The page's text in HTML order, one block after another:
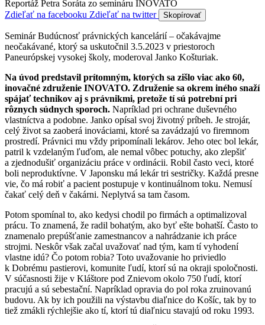
Zdieľať na facebooku Zdieľať na twitter Skopírovať
Seminár Budúcnosť právnických kancelárií – očakávajme
neočakávané, ktorý sa uskutočnil 3.5.2023 v priestoroch
Paneurópskej vysokej školy, moderoval Janko Košturiak.
Na úvod predstavil prítomným, ktorých sa zišlo viac ako 60,
inovačné združenie INOVATO. Združenie sa okrem iného snaží
spájať technikov aj s právnikmi, pretože tí sú potrební pri
rôznych súdnych sporoch. Napríklad pri ochrane duševného
vlastníctva a podobne. Janko opísal svoj životný príbeh. Je strojár,
celý život sa zaoberá inováciami, ktoré sa zavádzajú vo firemnom
prostredí. Právnici mu vždy pripomínali lekárov. Jeho otec bol lekár,
patril k vzdelaným ľuďom, ale nemal vôbec potuchy, ako zlepšiť
a zjednodušiť organizáciu práce v ordinácii. Robil často veci, ktoré
boli neproduktívne. V Japonsku má lekár tri sestričky. Každá presne
vie, čo má robiť a pacient postupuje v kontinuálnom toku. Nemusí
čakať celý deň v čakárni. Neplytvá sa tam časom.
Potom spomínal to, ako kedysi chodil po firmách a optimalizoval
prácu. To znamená, že radil bohatým, ako byť ešte bohatší. Často to
znamenalo prepúšťanie zamestnancov a nahrádzanie ich práce
strojmi. Neskôr však začal uvažovať nad tým, kam tí vyhodení
vlastne idú? Čo potom robia? Toto uvažovanie ho priviedlo
k Dobrému pastierovi, komunite ľudí, ktorí sú na okraji spoločnosti.
V súčasnosti žije v Kláštore pod Znievom okolo 750 ľudí, ktorí
pracujú a sú sebestační. Napríklad opravia do pol roka zruinovanú
budovu. Ak by ich použili na výstavbu diaľnice do Košíc, tak by to
tiež zmákli rýchlejšie ako tí, ktorí tú diaľnicu stavajú od roku 1993.